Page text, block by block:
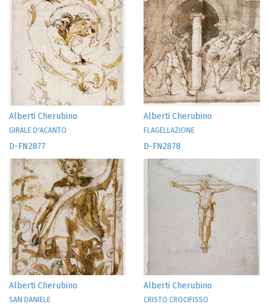
Alberti Cherubino
GIRALE D'ACANTO
Alberti Cherubino
FLAGELLAZIONE
D-FN2877
Alberti Cherubino
SAN DANIELE
D-FN2878
Alberti Cherubino
CRISTO CROCIFISSO